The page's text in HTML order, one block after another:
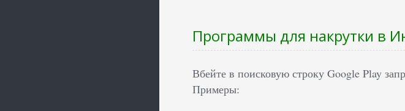
Программы для накрутки в
Вбейте в поисковую строку Google Play
Примеры: